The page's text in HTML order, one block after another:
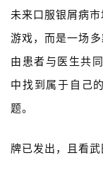
未来口服银屑病
游戏，而是一场
由患者与医生共
中找到属于自己
题。
牌已发出，且看武